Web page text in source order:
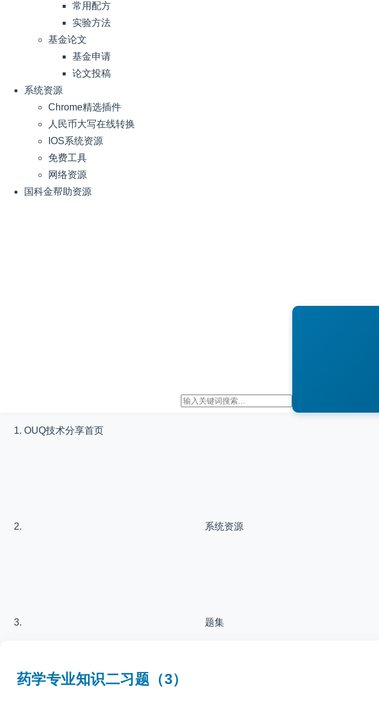
常用配方
实验方法
基金论文
基金申请
论文投稿
系统资源
Chrome精选插件
人民币大写在线转换
IOS系统资源
免费工具
网络资源
国科金帮助资源
OUQ技术分享首页
系统资源
题集
药学专业知识二习题（3）